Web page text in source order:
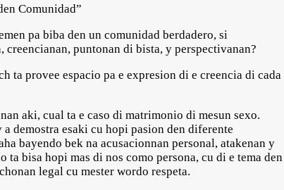
Comunidad”
pa biba den un comunidad berdadero, si
puntonan di bista, y perspectivanan?
ta provee espacio pa e expresion di e creencia di cada
aki, cual ta e caso di matrimonio di mesun sexo.
demostra esaki cu hopi pasion den diferente
bayendo bek na acusacionnan personal, atakenan y
bisa hopi mas di nos como persona, cu di e tema den
legal cu mester wordo respeta.